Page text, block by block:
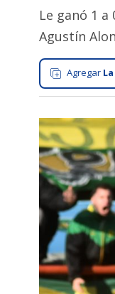
Zona
Cultura
Tecnología
Gastronomía
Salud
Interés
General
Ciudad
Deportes
Espectáculos
Le ganó 1
Agustín
Agregar